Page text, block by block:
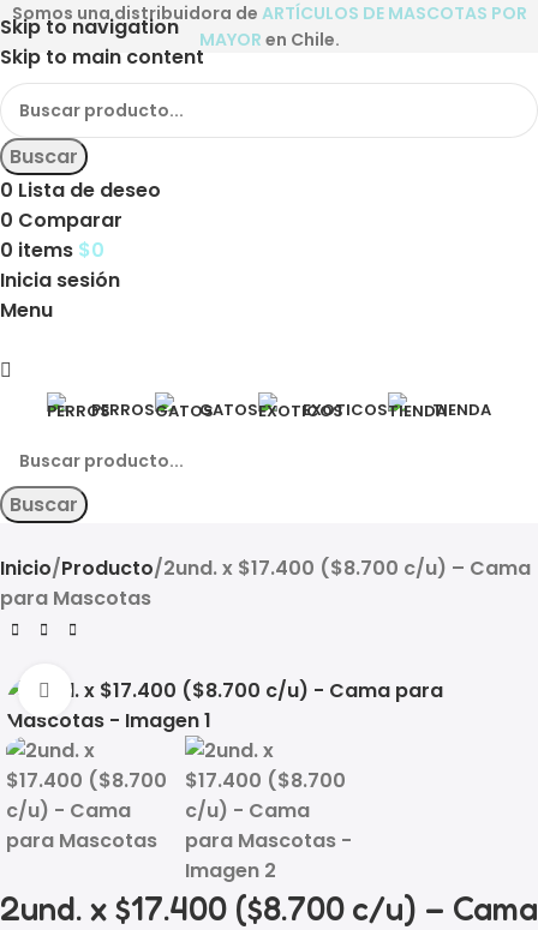
Skip to navigation
Skip to main content
Somos una distribuidora de ARTÍCULOS DE MASCOTAS POR
MAYOR en Chile.
Buscar
0 Lista de deseo
0 Comparar
0 items $0
Inicia sesión
Menu
PERROS GATOS EXOTICOS TIENDA
Buscar
Inicio Producto 2und. x $17.400 ($8.700 c/u) – Cama
para Mascotas
Click to enlarge
2und. x $17.400 ($8.700 c/u) – Cama